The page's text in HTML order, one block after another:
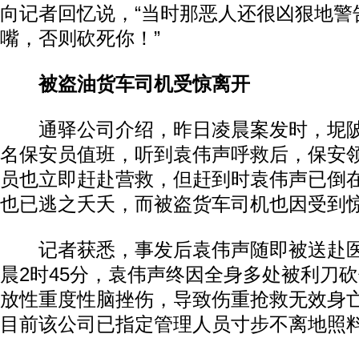
向记者回忆说，“当时那恶人还很凶狠地
嘴，否则砍死你！”
被盗油货车司机受惊离开
通驿公司介绍，昨日凌晨案发时，坭
名保安员值班，听到袁伟声呼救后，保安
员也立即赶赴营救，但赶到时袁伟声已倒
也已逃之夭夭，而被盗货车司机也因受到
记者获悉，事发后袁伟声随即被送赴
晨2时45分，袁伟声终因全身多处被利刀
放性重度性脑挫伤，导致伤重抢救无效身
目前该公司已指定管理人员寸步不离地照